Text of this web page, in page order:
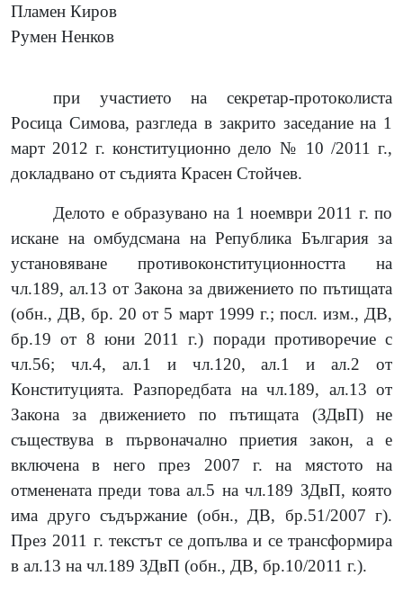
Пламен Киров
Румен Ненков
при участието на секретар-протоколиста
Росица Симова, разгледа в закрито заседание на 1
март 2012 г. конституционно дело № 10 /2011 г.,
докладвано от съдията Красен Стойчев.
Делото е образувано на 1 ноември 2011 г. по
искане на омбудсмана на Република България за
установяване противоконституционността на
чл.189, ал.13 от Закона за движението по пътищата
(обн., ДВ, бр. 20 от 5 март 1999 г.; посл. изм., ДВ,
бр.19 от 8 юни 2011 г.) поради противоречие с
чл.56; чл.4, ал.1 и чл.120, ал.1 и ал.2 от
Конституцията. Разпоредбата на чл.189, ал.13 от
Закона за движението по пътищата (ЗДвП) не
съществува в първоначално приетия закон, а е
включена в него през 2007 г. на мястото на
отменената преди това ал.5 на чл.189 ЗДвП, която
има друго съдържание (обн., ДВ, бр.51/2007 г).
През 2011 г. текстът се допълва и се трансформира
в ал.13 на чл.189 ЗДвП (обн., ДВ, бр.10/2011 г.).